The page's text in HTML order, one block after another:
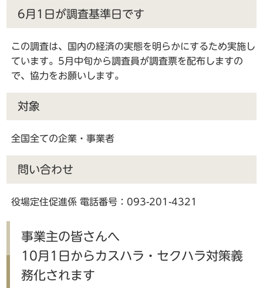
6月1日が調査基準日です
この調査は、国内の経済の実態を明らかにするため実施し
ています。5月中旬から調査員が調査票を配布しますの
で、協力をお願いします。
対象
全国全ての企業・事業者
問い合わせ
役場定住促進係 電話番号：093-201-4321
事業主の皆さんへ
10月1日からカスハラ・セクハラ対策義
務化されます